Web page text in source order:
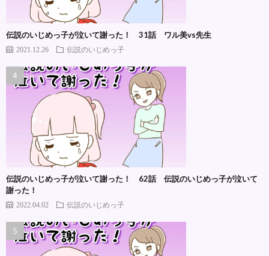
伝説のいじめっ子が泣いて謝った！ 31話 ワル美vs先生
2021.12.26 伝説のいじめっ子
伝説のいじめっ子が泣いて謝った！ 62話 伝説のいじめっ子が泣いて
謝った！
2022.04.02 伝説のいじめっ子